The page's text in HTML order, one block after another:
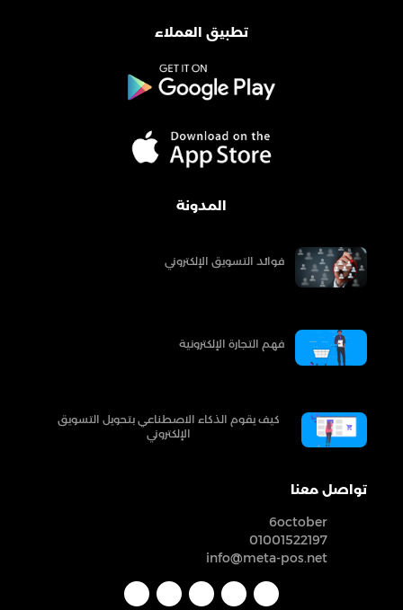
تطبيق العملاء
المدونة
فوائد التسويق الإلكتروني
فهم التجارة الإلكترونية
كيف يقوم الذكاء الاصطناعي بتحويل التسويق
الإلكتروني
تواصل معنا
6october
01001522197
info@meta-pos.net